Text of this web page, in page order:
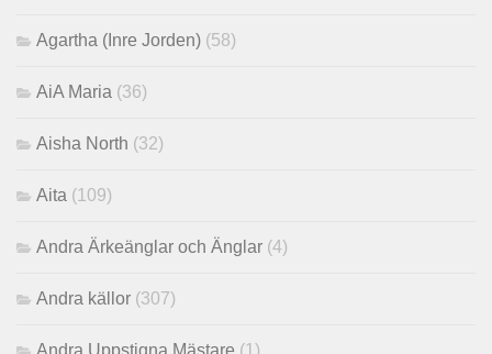
Agartha (Inre Jorden) (58)
AiA Maria (36)
Aisha North (32)
Aita (109)
Andra Ärkeänglar och Änglar (4)
Andra källor (307)